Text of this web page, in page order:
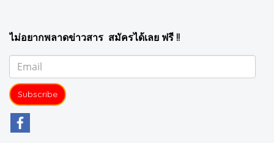
ไม่อยากพลาดข่าวสาร สมัครได้เลย ฟรี !!
Subscribe